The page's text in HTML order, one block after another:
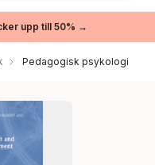
upp till 50% →
Pedagogisk psykologi